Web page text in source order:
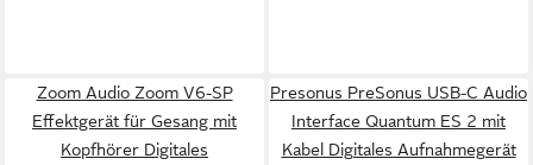
Zoom Audio Zoom V6-SP
Effektgerät für Gesang mit
Kopfhörer Digitales
Presonus PreSonus USB-C Audio
Interface Quantum ES 2 mit
Kabel Digitales Aufnahmegerät